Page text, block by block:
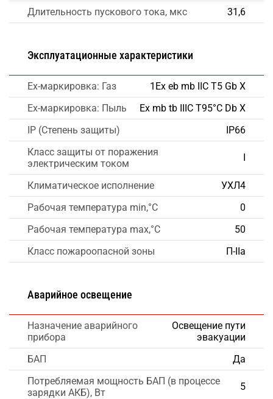
Длительность пускового тока, мкс 31,6
Эксплуатационные характеристики
Ex-маркировка: Газ
1Ex eb mb IIC T5 Gb X
Ex-маркировка: Пыль
Ex mb tb IIIC T95°C Db X
IP (Степень защиты)
IP66
Класс защиты от поражения
электрическим током
Климатическое исполнение
УХЛ4
Рабочая температура min,°C
0
Рабочая температура max,°C
50
Класс пожароопасной зоны
П-IIа
Аварийное освещение
Назначение аварийного
прибора
Освещение пути
эвакуации
БАП
Да
Потребляемая мощность БАП (в процессе
зарядки АКБ), Вт
5